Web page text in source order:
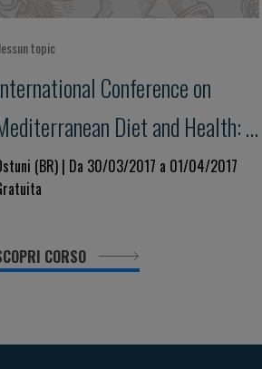
topic
Conference on
Diet and Health: a
approach
(BR) | Da 30/03/2017 a 01/04/2017
CORSO